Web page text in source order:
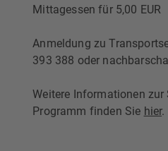
Mittagessen für 5,00 EUR
Anmeldung zu
393 388 oder
Weitere Informationen
Programm finden Sie hier.